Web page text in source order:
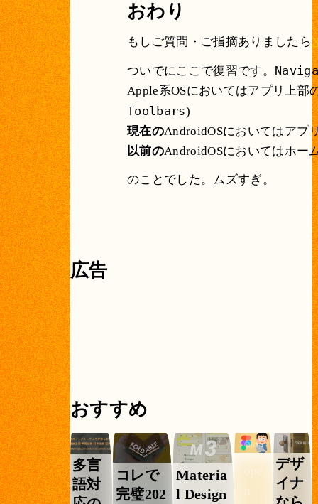
おわり
もしご質問・ご指摘ありましたら
ついでにここで復習です。
Apple系OSにおいてはアプリ上
Toolbars)
現在のAndroidOSにおいてはアプ
以前のAndroidOSにおいてはホー
のことでした。ムズすぎ。
広告
おすすめ
多言
語対
コレで
完璧202
Materia
l Design
デザ
イナ